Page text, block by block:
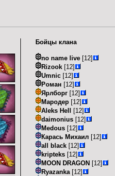
Бойцы клана
no name live [12]
Rizook [12]
Umnic [12]
Роман [12]
Ярлборг [12]
Мародер [12]
Aleks Hell [12]
daimonius [12]
Medous [12]
Карась Михаил [12]
all black [12]
kripteks [12]
MOON DRAGON [12]
Ryazanka [12]